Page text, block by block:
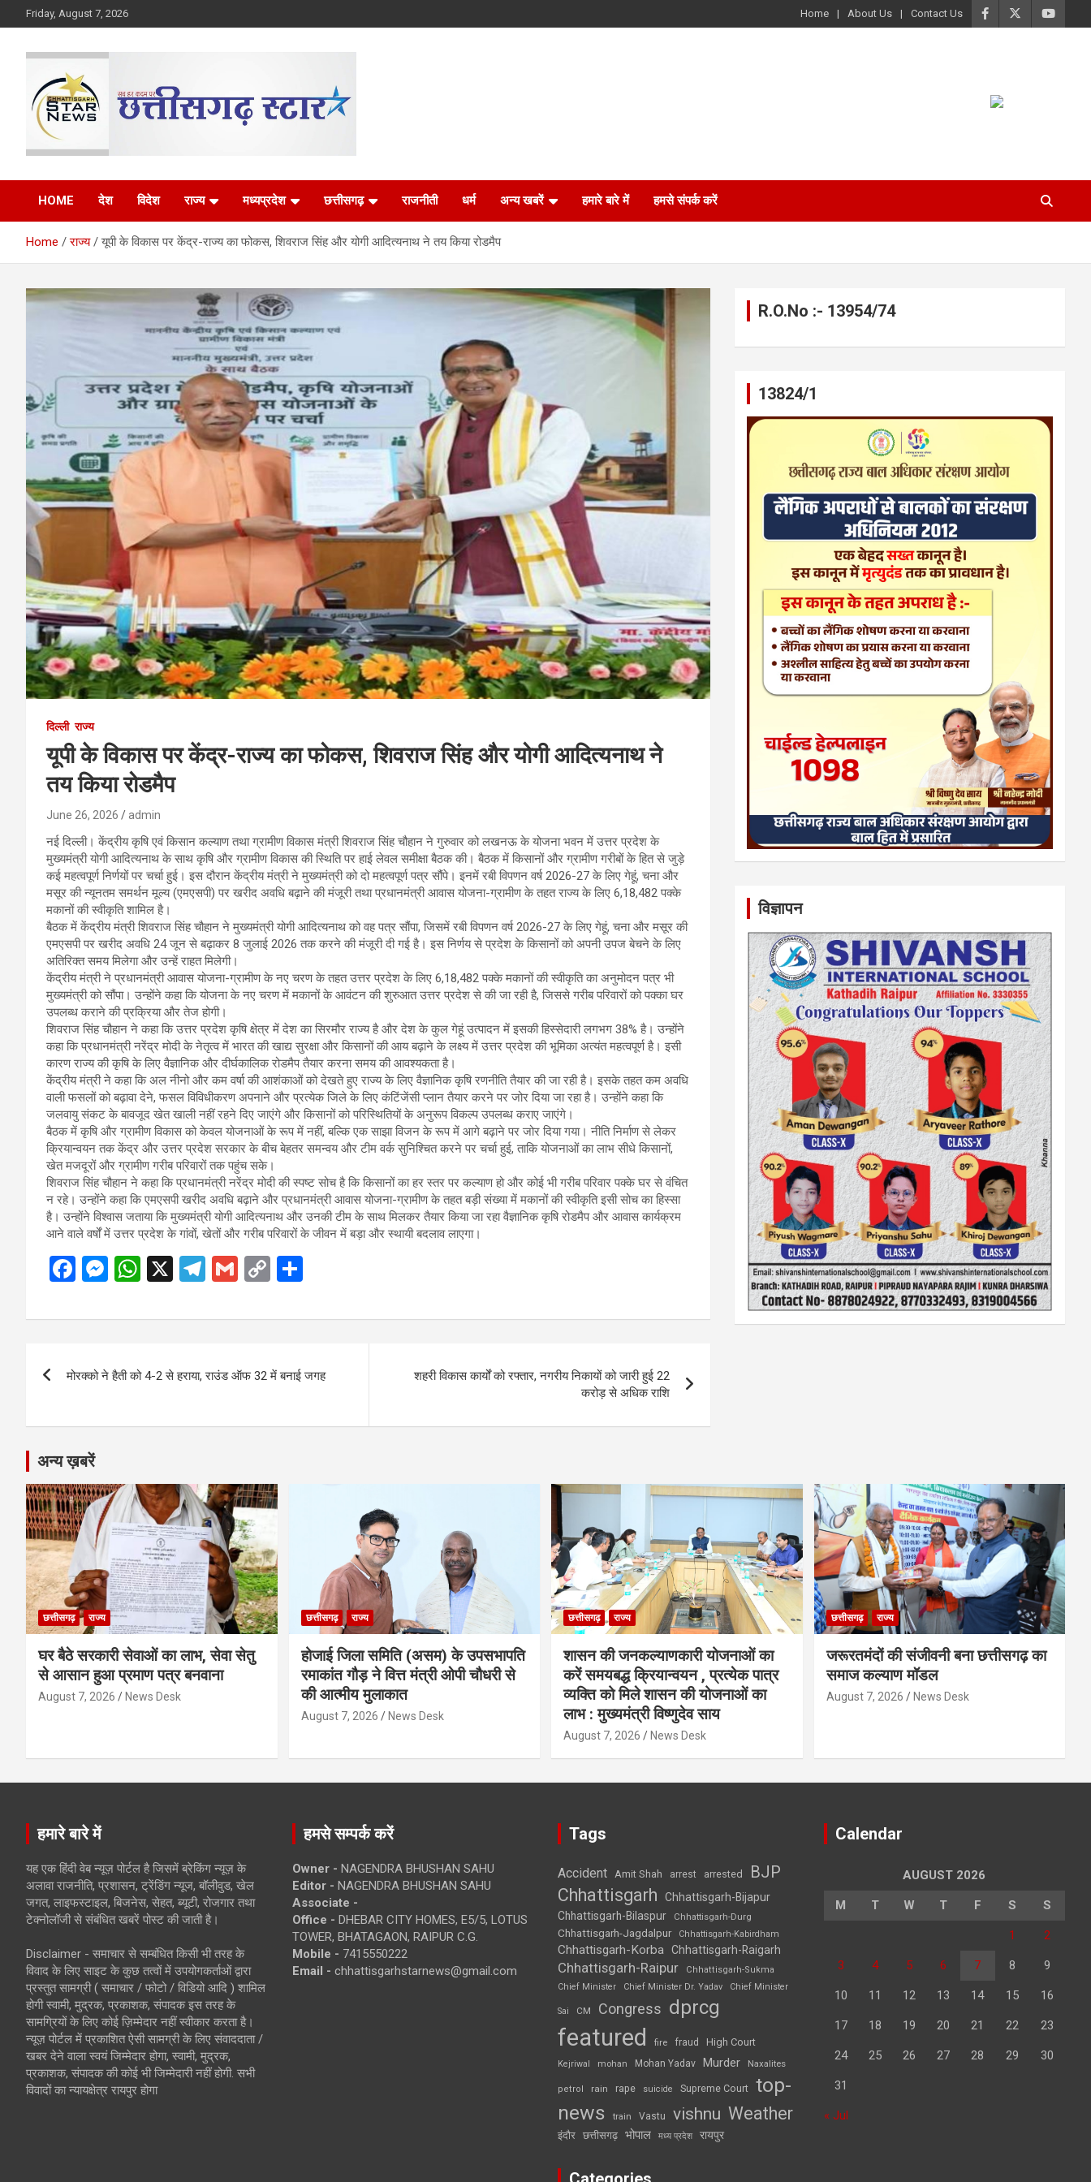
to
Friday, August 7, 2026 Home About Us Contact Us
Chhattisgarh Star
HOME देश विदेश राज्य मध्यप्रदेश छत्तीसगढ़ राजनीती धर्म अन्य खबरें हमारे बारे में हमसे संपर्क करें
Home राज्य यूपी के विकास पर केंद्र-राज्य का फोकस, शिवराज सिंह और योगी आदित्यनाथ ने तय किया रोडमैप
दिल्ली राज्य
यूपी के विकास पर केंद्र-राज्य का फोकस, शिवराज सिंह और योगी आदित्यनाथ ने
तय किया रोडमैप
June 26, 2026 admin
नई दिल्ली। केंद्रीय कृषि एवं किसान कल्याण तथा ग्रामीण विकास मंत्री शिवराज सिंह चौहान ने गुरुवार को लखनऊ के योजना भवन में उत्तर प्रदेश के
मुख्यमंत्री योगी आदित्यनाथ के साथ कृषि और ग्रामीण विकास की स्थिति पर हाई लेवल समीक्षा बैठक की। बैठक में किसानों और ग्रामीण गरीबों के हित से जुड़े
कई महत्वपूर्ण निर्णयों पर चर्चा हुई। इस दौरान केंद्रीय मंत्री ने मुख्यमंत्री को दो महत्वपूर्ण पत्र सौंपे। इनमें रबी विपणन वर्ष 2026-27 के लिए गेहूं, चना और
मसूर की न्यूनतम समर्थन मूल्य (एमएसपी) पर खरीद अवधि बढ़ाने की मंजूरी तथा प्रधानमंत्री आवास योजना-ग्रामीण के तहत राज्य के लिए 6,18,482 पक्के
मकानों की स्वीकृति शामिल है।
बैठक में केंद्रीय मंत्री शिवराज सिंह चौहान ने मुख्यमंत्री योगी आदित्यनाथ को वह पत्र सौंपा, जिसमें रबी विपणन वर्ष 2026-27 के लिए गेहूं, चना और मसूर की
एमएसपी पर खरीद अवधि 24 जून से बढ़ाकर 8 जुलाई 2026 तक करने की मंजूरी दी गई है। इस निर्णय से प्रदेश के किसानों को अपनी उपज बेचने के लिए
अतिरिक्त समय मिलेगा और उन्हें राहत मिलेगी।
केंद्रीय मंत्री ने प्रधानमंत्री आवास योजना-ग्रामीण के नए चरण के तहत उत्तर प्रदेश के लिए 6,18,482 पक्के मकानों की स्वीकृति का अनुमोदन पत्र भी
मुख्यमंत्री को सौंपा। उन्होंने कहा कि योजना के नए चरण में मकानों के आवंटन की शुरुआत उत्तर प्रदेश से की जा रही है, जिससे गरीब परिवारों को पक्का घर
उपलब्ध कराने की प्रक्रिया और तेज होगी।
शिवराज सिंह चौहान ने कहा कि उत्तर प्रदेश कृषि क्षेत्र में देश का सिरमौर राज्य है और देश के कुल गेहूं उत्पादन में इसकी हिस्सेदारी लगभग 38% है। उन्होंने
कहा कि प्रधानमंत्री नरेंद्र मोदी के नेतृत्व में भारत की खाद्य सुरक्षा और किसानों की आय बढ़ाने के लक्ष्य में उत्तर प्रदेश की भूमिका अत्यंत महत्वपूर्ण है। इसी
कारण राज्य की कृषि के लिए वैज्ञानिक और दीर्घकालिक रोडमैप तैयार करना समय की आवश्यकता है।
केंद्रीय मंत्री ने कहा कि अल नीनो और कम वर्षा की आशंकाओं को देखते हुए राज्य के लिए वैज्ञानिक कृषि रणनीति तैयार की जा रही है। इसके तहत कम अवधि
वाली फसलों को बढ़ावा देने, फसल विविधीकरण अपनाने और प्रत्येक जिले के लिए कंटिंजेंसी प्लान तैयार करने पर जोर दिया जा रहा है। उन्होंने कहा कि
जलवायु संकट के बावजूद खेत खाली नहीं रहने दिए जाएंगे और किसानों को परिस्थितियों के अनुरूप विकल्प उपलब्ध कराए जाएंगे।
बैठक में कृषि और ग्रामीण विकास को केवल योजनाओं के रूप में नहीं, बल्कि एक साझा विजन के रूप में आगे बढ़ाने पर जोर दिया गया। नीति निर्माण से लेकर
क्रियान्वयन तक केंद्र और उत्तर प्रदेश सरकार के बीच बेहतर समन्वय और टीम वर्क सुनिश्चित करने पर चर्चा हुई, ताकि योजनाओं का लाभ सीधे किसानों,
खेत मजदूरों और ग्रामीण गरीब परिवारों तक पहुंच सके।
शिवराज सिंह चौहान ने कहा कि प्रधानमंत्री नरेंद्र मोदी की स्पष्ट सोच है कि किसानों का हर स्तर पर कल्याण हो और कोई भी गरीब परिवार पक्के घर से वंचित
न रहे। उन्होंने कहा कि एमएसपी खरीद अवधि बढ़ाने और प्रधानमंत्री आवास योजना-ग्रामीण के तहत बड़ी संख्या में मकानों की स्वीकृति इसी सोच का हिस्सा
है। उन्होंने विश्वास जताया कि मुख्यमंत्री योगी आदित्यनाथ और उनकी टीम के साथ मिलकर तैयार किया जा रहा वैज्ञानिक कृषि रोडमैप और आवास कार्यक्रम
आने वाले वर्षों में उत्तर प्रदेश के गांवों, खेतों और गरीब परिवारों के जीवन में बड़ा और स्थायी बदलाव लाएगा।
F
ce
o
k
M
se
g
W
at
A
p
X
T
e
a
G
ail
C
py
n
ar
मोरक्को ने हैती को 4-2 से हराया, राउंड ऑफ 32 में बनाई जगह
शहरी विकास कार्यों को रफ्तार, नगरीय निकायों को जारी हुई 22
करोड़ से अधिक राशि
R.O.No :- 13954/74
13824/1
विज्ञापन
अन्य ख़बरें
छत्तीसगढ़ राज्य
घर बैठे सरकारी सेवाओं का लाभ, सेवा सेतु
से आसान हुआ प्रमाण पत्र बनवाना
August 7, 2026 News Desk
छत्तीसगढ़ राज्य
होजाई जिला समिति (असम) के उपसभापति
रमाकांत गौड़ ने वित्त मंत्री ओपी चौधरी से
की आत्मीय मुलाकात
August 7, 2026 News Desk
छत्तीसगढ़ राज्य
शासन की जनकल्याणकारी योजनाओं का
करें समयबद्ध क्रियान्वयन , प्रत्येक पात्र
व्यक्ति को मिले शासन की योजनाओं का
लाभ : मुख्यमंत्री विष्णुदेव साय
August 7, 2026 News Desk
छत्तीसगढ़ राज्य
जरूरतमंदों की संजीवनी बना छत्तीसगढ़ का
समाज कल्याण मॉडल
August 7, 2026 News Desk
हमारे बारे में
यह एक हिंदी वेब न्यूज़ पोर्टल है जिसमें ब्रेकिंग न्यूज़ के
अलावा राजनीति, प्रशासन, ट्रेंडिंग न्यूज, बॉलीवुड, खेल
जगत, लाइफस्टाइल, बिजनेस, सेहत, ब्यूटी, रोजगार तथा
टेक्नोलॉजी से संबंधित खबरें पोस्ट की जाती है।
Disclaimer - समाचार से सम्बंधित किसी भी तरह के
विवाद के लिए साइट के कुछ तत्वों में उपयोगकर्ताओं द्वारा
प्रस्तुत सामग्री ( समाचार / फोटो / विडियो आदि ) शामिल
होगी स्वामी, मुद्रक, प्रकाशक, संपादक इस तरह के
सामग्रियों के लिए कोई ज़िम्मेदार नहीं स्वीकार करता है।
न्यूज़ पोर्टल में प्रकाशित ऐसी सामग्री के लिए संवाददाता /
खबर देने वाला स्वयं जिम्मेदार होगा, स्वामी, मुद्रक,
प्रकाशक, संपादक की कोई भी जिम्मेदारी नहीं होगी. सभी
विवादों का न्यायक्षेत्र रायपुर होगा
हमसे सम्पर्क करें
Owner - NAGENDRA BHUSHAN SAHU
Editor - NAGENDRA BHUSHAN SAHU
Associate -
Office - DHEBAR CITY HOMES, E5/5, LOTUS
TOWER, BHATAGAON, RAIPUR C.G.
Mobile - 7415550222
Email - chhattisgarhstarnews@gmail.com
Tags
Accident Amit Shah arrest arrested BJP
Chhattisgarh
Chhattisgarh-Bijapur
Chhattisgarh-Bilaspur
Chhattisgarh-Durg
Chhattisgarh-Jagdalpur Chhattisgarh-Kabirdham
Chhattisgarh-Korba Chhattisgarh-Raigarh
Chhattisgarh-Raipur
Chhattisgarh-Sukma
Chief Minister
Chief Minister Dr. Yadav Chief Minister
Sai CM Congress dprcg
featured fire fraud High Court
Kejriwal mohan Mohan Yadav Murder Naxalites
petrol rain rape suicide Supreme Court top-
news
train Vastu vishnu Weather
इंदौर छत्तीसगढ़ भोपाल मध्य प्रदेश रायपुर
Calendar
AUGUST 2026
M T W T F S S
1 2
3 4 5 6 7 8 9
10 11 12 13 14 15 16
17 18 19 20 21 22 23
24 25 26 27 28 29 30
31
« Jul